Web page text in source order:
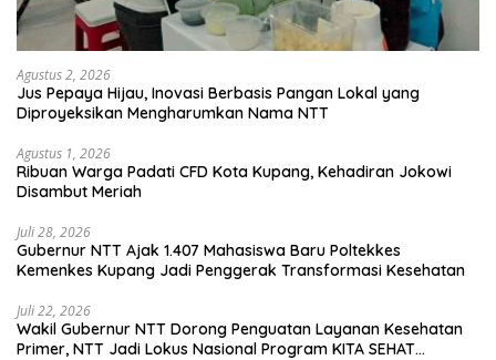
Agustus 2, 2026
Jus Pepaya Hijau, Inovasi Berbasis Pangan Lokal yang
Diproyeksikan Mengharumkan Nama NTT
Agustus 1, 2026
Ribuan Warga Padati CFD Kota Kupang, Kehadiran Jokowi
Disambut Meriah
Juli 28, 2026
Gubernur NTT Ajak 1.407 Mahasiswa Baru Poltekkes
Kemenkes Kupang Jadi Penggerak Transformasi Kesehatan
Juli 22, 2026
Wakil Gubernur NTT Dorong Penguatan Layanan Kesehatan
Primer, NTT Jadi Lokus Nasional Program KITA SEHAT